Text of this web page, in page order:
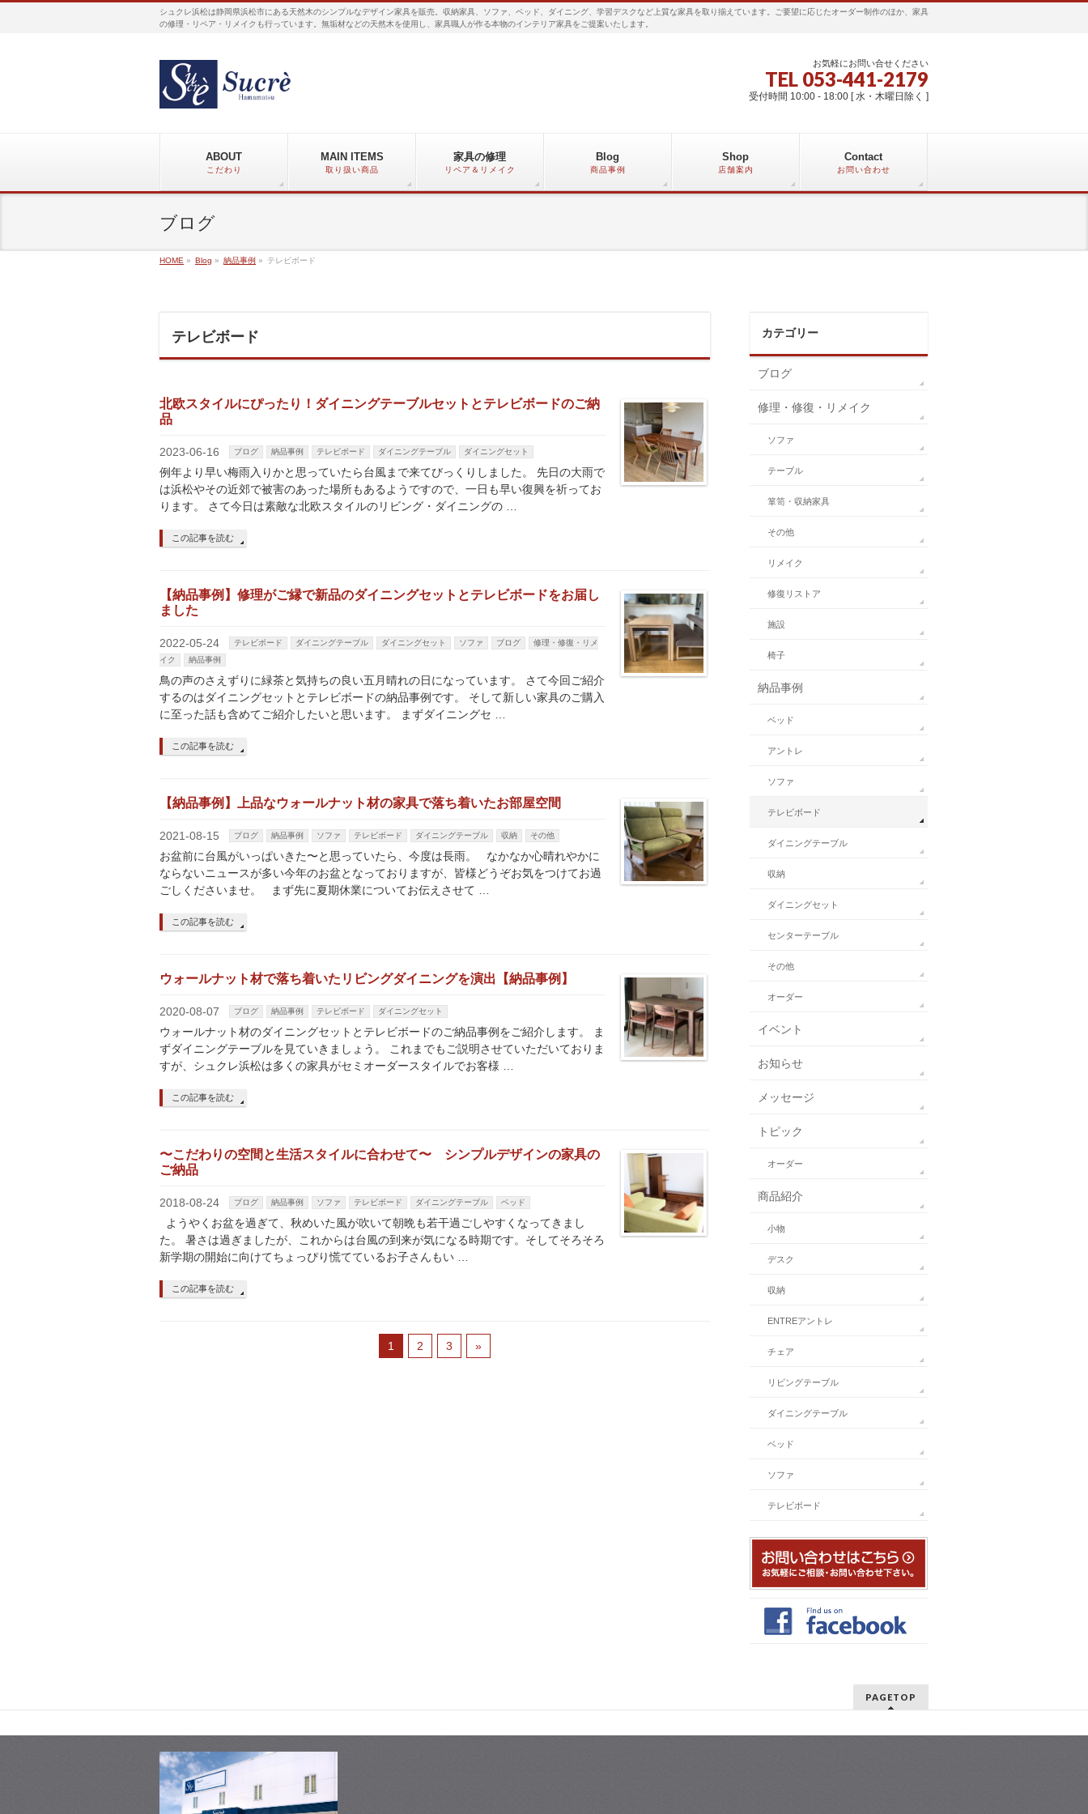
シュクレ浜松は静岡県浜松市にある天然木のシンプルなデザイン家具を販売。収納家具、ソファ、ベッド、ダイニング、学習デスクなど上質な家具を取り揃えています。ご要望に応じたオーダー制作のほか、家具
の修理・リペア・リメイクも行っています。無垢材などの天然木を使用し、家具職人が作る本物のインテリア家具をご提案いたします。
お気軽にお問い合せください
TEL 053-441-2179
受付時間 10:00 - 18:00 [ 水・木曜日除く ]
ABOUT
こだわり
MAIN ITEMS
取り扱い商品
家具の修理
リペア＆リメイク
Blog
商品事例
Shop
店舗案内
Contact
お問い合わせ
ブログ
HOME » Blog » 納品事例 » テレビボード
テレビボード
北欧スタイルにぴったり！ダイニングテーブルセットとテレビボードのご納
品
2023-06-16 ブログ 納品事例 テレビボード ダイニングテーブル ダイニングセット
例年より早い梅雨入りかと思っていたら台風まで来てびっくりしました。 先日の大雨で
は浜松やその近郊で被害のあった場所もあるようですので、一日も早い復興を祈ってお
ります。 さて今日は素敵な北欧スタイルのリビング・ダイニングの …
この記事を読む
【納品事例】修理がご縁で新品のダイニングセットとテレビボードをお届し
ました
2022-05-24 テレビボード ダイニングテーブル ダイニングセット ソファ ブログ
修理・修復・リメ
イク
納品事例
鳥の声のさえずりに緑茶と気持ちの良い五月晴れの日になっています。 さて今回ご紹介
するのはダイニングセットとテレビボードの納品事例です。 そして新しい家具のご購入
に至った話も含めてご紹介したいと思います。 まずダイニングセ …
この記事を読む
【納品事例】上品なウォールナット材の家具で落ち着いたお部屋空間
2021-08-15 ブログ 納品事例 ソファ テレビボード ダイニングテーブル 収納 その他
お盆前に台風がいっぱいきた〜と思っていたら、今度は長雨。 なかなか心晴れやかに
ならないニュースが多い今年のお盆となっておりますが、皆様どうぞお気をつけてお過
ごしくださいませ。 まず先に夏期休業についてお伝えさせて …
この記事を読む
ウォールナット材で落ち着いたリビングダイニングを演出【納品事例】
2020-08-07 ブログ 納品事例 テレビボード ダイニングセット
ウォールナット材のダイニングセットとテレビボードのご納品事例をご紹介します。 ま
ずダイニングテーブルを見ていきましょう。 これまでもご説明させていただいておりま
すが、シュクレ浜松は多くの家具がセミオーダースタイルでお客様 …
この記事を読む
〜こだわりの空間と生活スタイルに合わせて〜 シンプルデザインの家具の
ご納品
2018-08-24 ブログ 納品事例 ソファ テレビボード ダイニングテーブル ベッド
ようやくお盆を過ぎて、秋めいた風が吹いて朝晩も若干過ごしやすくなってきまし
た。 暑さは過ぎましたが、これからは台風の到来が気になる時期です。そしてそろそろ
新学期の開始に向けてちょっぴり慌てているお子さんもい …
この記事を読む
1 2 3 »
カテゴリー
ブログ
修理・修復・リメイク
ソファ
テーブル
箪笥・収納家具
その他
リメイク
修復リストア
施設
椅子
納品事例
ベッド
アントレ
ソファ
テレビボード
ダイニングテーブル
収納
ダイニングセット
センターテーブル
その他
オーダー
イベント
お知らせ
メッセージ
トピック
オーダー
商品紹介
小物
デスク
収納
ENTREアントレ
チェア
リビングテーブル
ダイニングテーブル
ベッド
ソファ
テレビボード
PAGETOP